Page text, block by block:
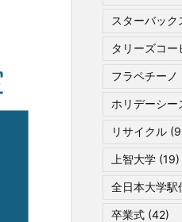
スターバック
タリーズコー
フラペチーノ
ホリデーシー
リサイクル
上智大学 (19)
全日本大学駅
卒業式 (42)